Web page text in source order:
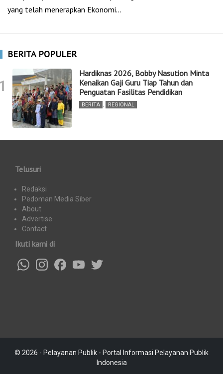
yang telah menerapkan Ekonomi…
BERITA POPULER
Hardiknas 2026, Bobby Nasution Minta
Kenaikan Gaji Guru Tiap Tahun dan
Penguatan Fasilitas Pendidikan
BERITA , REGIONAL
Telusuri
Redaksi
Pedoman Media Siber
About
Advertise
Contact
Ikuti kami di
© 2026 - Pelayanan Publik - Portal Informasi Pelayanan Publik
Indonesia